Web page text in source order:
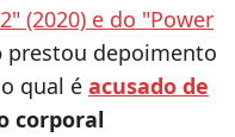
(2020) e do "Power
prestou depoimento
qual é acusado de
corporal